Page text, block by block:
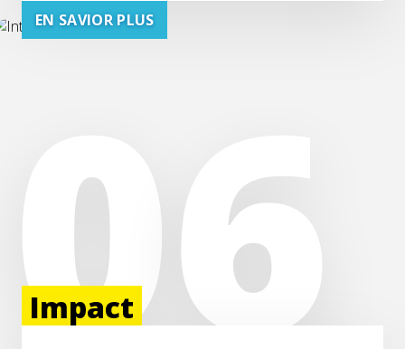
EN SAVIOR PLUS
Impact